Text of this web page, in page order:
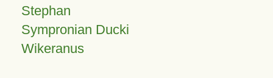
Stephan
Sympronian Ducki
Wikeranus